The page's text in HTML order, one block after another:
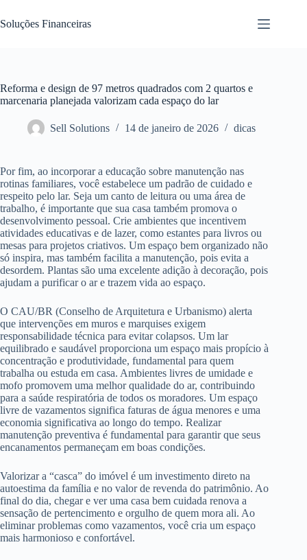
para
o
Soluções Financeiras
Reforma e design de 97 metros quadrados com 2 quartos e
marcenaria planejada valorizam cada espaço do lar
Sell Solutions 14 de janeiro de 2026 dicas
Por fim, ao incorporar a educação sobre manutenção nas
rotinas familiares, você estabelece um padrão de cuidado e
respeito pelo lar. Seja um canto de leitura ou uma área de
trabalho, é importante que sua casa também promova o
desenvolvimento pessoal. Crie ambientes que incentivem
atividades educativas e de lazer, como estantes para livros ou
mesas para projetos criativos. Um espaço bem organizado não
só inspira, mas também facilita a manutenção, pois evita a
desordem. Plantas são uma excelente adição à decoração, pois
ajudam a purificar o ar e trazem vida ao espaço.
O CAU/BR (Conselho de Arquitetura e Urbanismo) alerta
que intervenções em muros e marquises exigem
responsabilidade técnica para evitar colapsos. Um lar
equilibrado e saudável proporciona um espaço mais propício à
concentração e produtividade, fundamental para quem
trabalha ou estuda em casa. Ambientes livres de umidade e
mofo promovem uma melhor qualidade do ar, contribuindo
para a saúde respiratória de todos os moradores. Um espaço
livre de vazamentos significa faturas de água menores e uma
economia significativa ao longo do tempo. Realizar
manutenção preventiva é fundamental para garantir que seus
encanamentos permaneçam em boas condições.
Valorizar a “casca” do imóvel é um investimento direto na
autoestima da família e no valor de revenda do patrimônio. Ao
final do dia, chegar e ver uma casa bem cuidada renova a
sensação de pertencimento e orgulho de quem mora ali. Ao
eliminar problemas como vazamentos, você cria um espaço
mais harmonioso e confortável.